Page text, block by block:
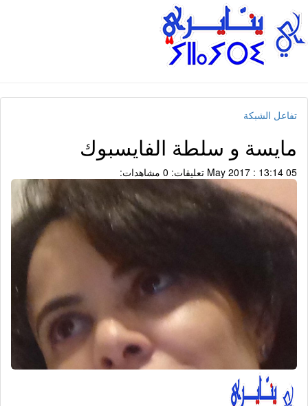
تفاعل الشبكة
مايسة و سلطة الفايسبوك
05 May 2017 : 13:14 تعليقات: 0 مشاهدات: